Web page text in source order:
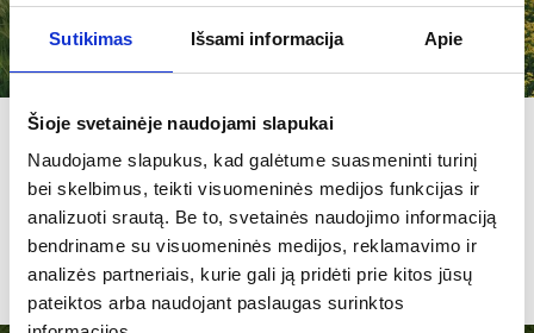
Sutikimas Išsami informacija Apie
Šioje svetainėje naudojami slapukai
Naudojame slapukus, kad galėtume suasmeninti turinį
bei skelbimus, teikti visuomeninės medijos funkcijas ir
analizuoti srautą. Be to, svetainės naudojimo informaciją
bendriname su visuomeninės medijos, reklamavimo ir
analizės partneriais, kurie gali ją pridėti prie kitos jūsų
pateiktos arba naudojant paslaugas surinktos
Naujienos